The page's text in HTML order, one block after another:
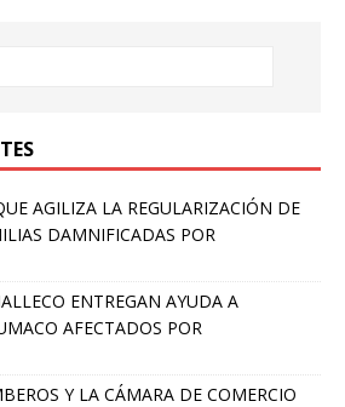
AGILIZA LA REGULARIZACIÓN DE
DAMNIFICADAS POR
ENTREGAN AYUDA A
AFECTADOS POR
Y LA CÁMARA DE COMERCIO